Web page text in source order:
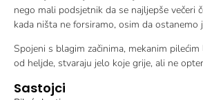
nego mali podsjetnik da se najljepše večeri
kada ništa ne forsiramo, osim da ostanemo
Spojeni s blagim začinima, mekanim
od heljde, stvaraju jelo koje grije, ali ne
Sastojci